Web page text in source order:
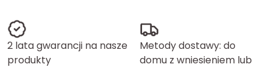
2 lata gwarancji na nasze
produkty
Metody dostawy: do
domu z wniesieniem lub